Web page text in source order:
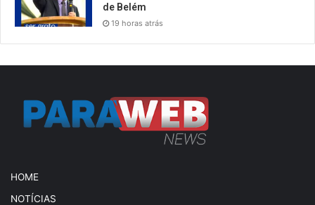
de Belém
19 horas atrás
HOME
NOTÍCIAS